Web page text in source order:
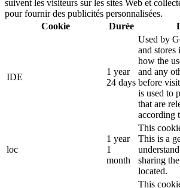
suivent les visiteurs sur les sites Web et
pour fournir des publicités personnalisées.
Cookie
Durée
IDE
1 year
24 days
Used by
and stores
how the
and any
before
is used to
that are
according
loc
1 year
1
month
This
This is a
sharing
located.
This